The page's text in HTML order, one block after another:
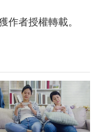
作者授權轉載。